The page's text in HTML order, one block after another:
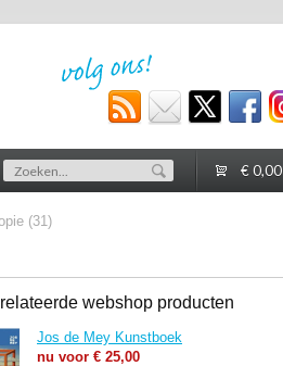
(31)
webshop producten
Jos de Mey Kunstboek
nu voor € 25,00
€ 0,00